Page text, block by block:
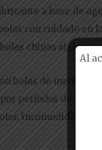
a base de
con cuidado en
bolas chinas si
bolas de menor
períodos de
incomodidad o
Al